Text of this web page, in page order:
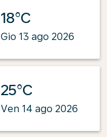
18°C
Gio 13 ago 2026
25°C
Ven 14 ago 2026